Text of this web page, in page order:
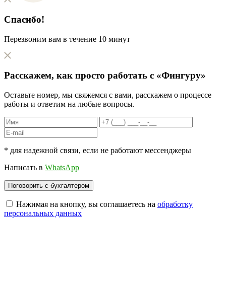
Спасибо!
Перезвоним вам в течение 10 минут
Расскажем, как просто работать с «Фингуру»
Оставьте номер, мы свяжемся с вами, расскажем о процессе
работы и ответим на любые вопросы.
* для надежной связи, если не работают мессенджеры
Написать в WhatsApp
Нажимая на кнопку, вы соглашаетесь на обработку
персональных данных